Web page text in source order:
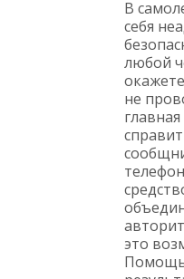
В
себя
любой
не
это
Помощь